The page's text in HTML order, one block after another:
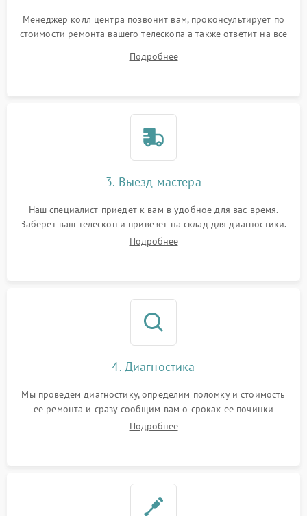
Менеджер колл центра позвонит вам, проконсультирует по
стоимости ремонта вашего телескопа а также ответит на все
Подробнее
3. Выезд мастера
Наш специалист приедет к вам в удобное для вас время.
Заберет ваш телескоп и привезет на склад для диагностики.
Подробнее
4. Диагностика
Мы проведем диагностику, определим поломку и стоимость
ее ремонта и сразу сообщим вам о сроках ее починки
Подробнее